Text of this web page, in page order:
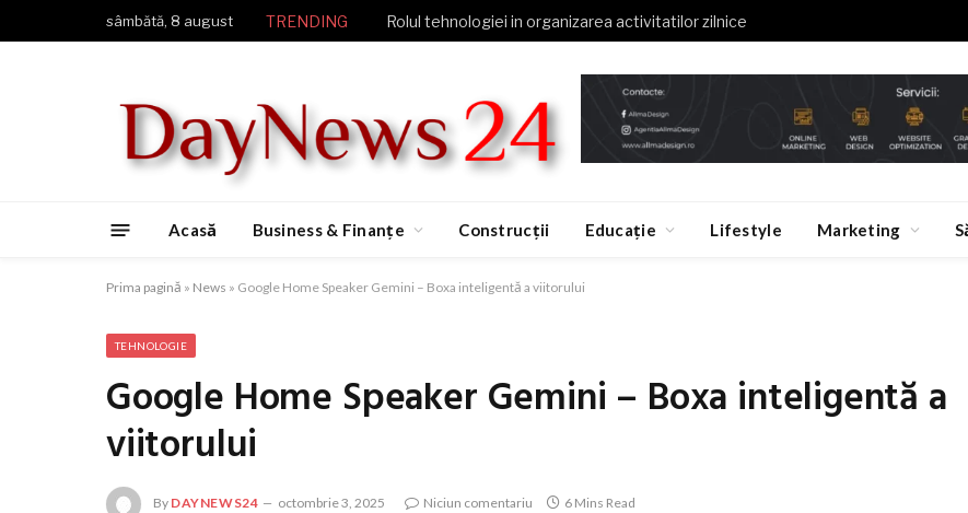
sâmbătă, 8 august TRENDING Rolul tehnologiei in organizarea activitatilor zilnice
Acasă Business & Finanțe Construcții Educație Lifestyle Marketing
Prima pagină » News » Google Home Speaker Gemini – Boxa inteligentă a viitorului
TEHNOLOGIE
Google Home Speaker Gemini – Boxa inteligentă a
viitorului
By DAYNEWS24 octombrie 3, 2025 Niciun comentariu 6 Mins Read